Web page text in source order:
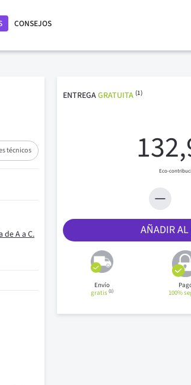
CONSEJOS
técnicos
ENTREGAGRATUITA (1)
AÑADIR
Envío
gratis(1)
100%